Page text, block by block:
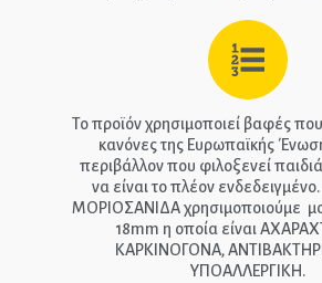
ΤΗΛ.: 210-2400-
EPIPLEON
Το προϊόν χρησιμοποιεί βαφές
κανόνες της Ευρωπαϊκής
περιβάλλον που φιλοξενεί
να είναι το πλέον
ΜΟΡΙΟΣΑΝΙΔΑ χρησιμοποιούμε
18mm η οποία είναι
ΚΑΡΚΙΝΟΓΟΝΑ,
ΥΠΟΑΛΛΕΡΓΙΚΗ.